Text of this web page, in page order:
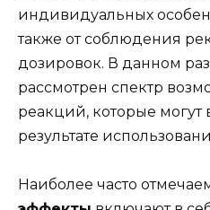
индивидуальных
также от соблюдения
дозировок. В данном
рассмотрен спектр
реакций, которые могут
результате
Наиболее часто